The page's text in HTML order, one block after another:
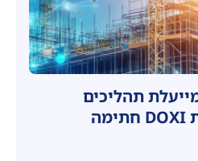
תהליכים
תפעוליים באמצעות DOXI חתימה